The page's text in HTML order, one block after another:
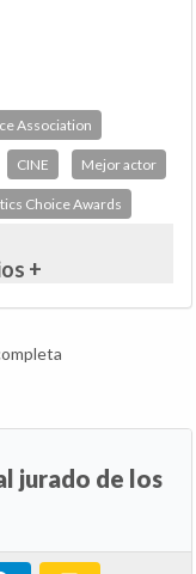
Association
CINE Mejor actor
Choice Awards
+
jurado de los